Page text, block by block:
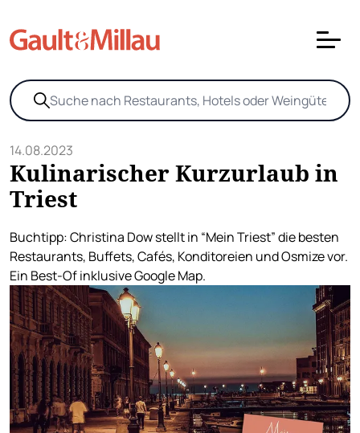
14.08.2023
Kulinarischer Kurzurlaub in
Triest
Buchtipp: Christina Dow stellt in “Mein Triest” die besten
Restaurants, Buffets, Cafés, Konditoreien und Osmize vor.
Ein Best-Of inklusive Google Map.